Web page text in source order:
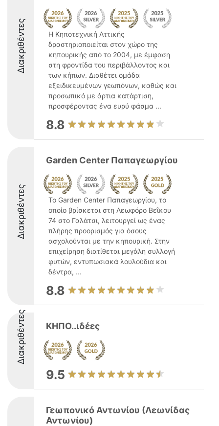
Διακριθέντες
Η Κηποτεχνική Αττικής
δραστηριοποιείται στον χώρο της
κηπουρικής από το 2004, με έμφαση
στη φροντίδα του περιβάλλοντος και
των κήπων. Διαθέτει ομάδα
εξειδικευμένων γεωπόνων, καθώς και
προσωπικό με άρτια κατάρτιση,
προσφέροντας ένα ευρύ φάσμα ...
8.8
Διακριθέντες
Garden Center Παπαγεωργίου
Το Garden Center Παπαγεωργίου, το
οποίο βρίσκεται στη Λεωφόρο Βεΐκου
74 στο Γαλάτσι, λειτουργεί ως ένας
πλήρης προορισμός για όσους
ασχολούνται με την κηπουρική. Στην
επιχείρηση διατίθεται μεγάλη συλλογή
φυτών, εντυπωσιακά λουλούδια και
δέντρα, ...
8.8
Διακριθέντες ΚΗΠΟ..ιδέες
9.5
Γεωπονικό Αντωνίου (Λεωνίδας
Αντωνίου)